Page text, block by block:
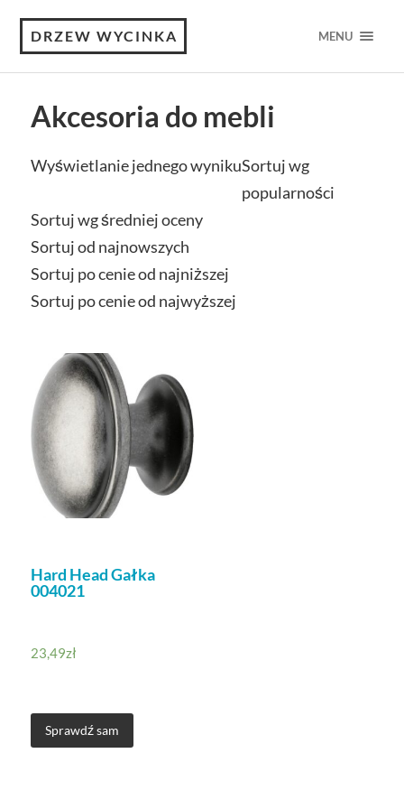
DRZEW WYCINKA MENU
Akcesoria do mebli
Wyświetlanie jednego wynikuSortuj wg
popularności
Sortuj wg średniej oceny
Sortuj od najnowszych
Sortuj po cenie od najniższej
Sortuj po cenie od najwyższej
Hard Head Gałka
004021
23,49zł
Sprawdź sam